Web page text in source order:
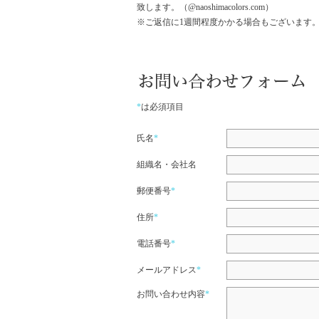
致します。（@naoshimacolors.com）
※ご返信に1週間程度かかる場合もございます
*は必須項目
氏名*
組織名・会社名
郵便番号*
住所*
電話番号*
メールアドレス*
お問い合わせ内容*